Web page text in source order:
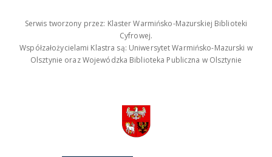
Serwis tworzony przez: Klaster Warmińsko-Mazurskiej Biblioteki
Cyfrowej.
Współzałożycielami Klastra są: Uniwersytet Warmińsko-Mazurski w
Olsztynie oraz Wojewódzka Biblioteka Publiczna w Olsztynie